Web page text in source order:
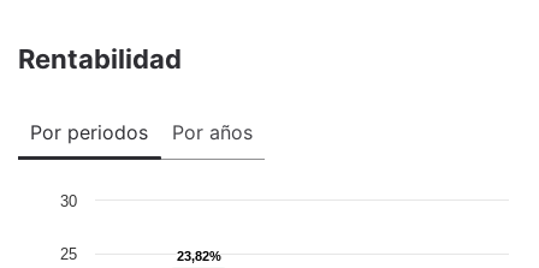
Rentabilidad
Por periodos Por años
23,82%
23,82%
25
30